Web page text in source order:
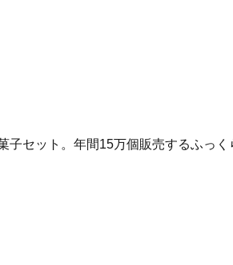
セット。年間15万個販売するふっ